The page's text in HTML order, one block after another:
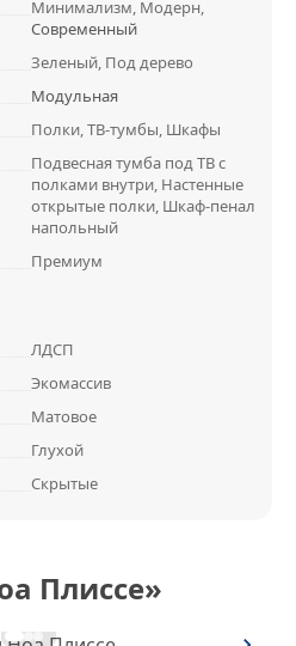
Минимализм, Модерн,
Современный
Зеленый, Под дерево
Модульная
Полки, ТВ-тумбы, Шкафы
Подвесная тумба под ТВ с
полками внутри, Настенные
открытые полки, Шкаф-пенал
напольный
Премиум
ЛДСП
Экомассив
Матовое
Глухой
Скрытые
Плиссе»
Прихожая Ноа Плиссе 002